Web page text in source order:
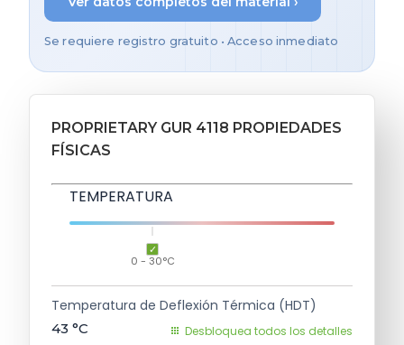
Se requiere registro gratuito • Acceso inmediato
PROPRIETARY GUR 4118 PROPIEDADES
FÍSICAS
TEMPERATURA
0 - 30°C
Temperatura de Deflexión Térmica (HDT)
43 °C Desbloquea todos los detalles